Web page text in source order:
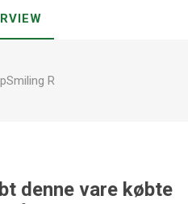
R
denne vare købte